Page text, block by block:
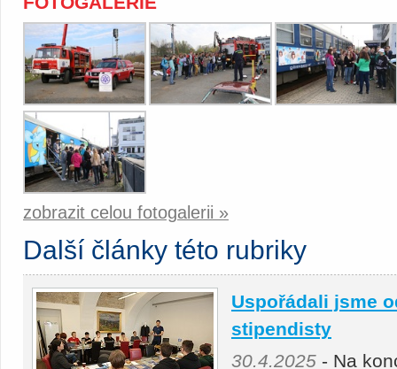
zobrazit celou fotogalerii »
Další články této rubriky
Uspořádali jsme
stipendisty
30.4.2025 - Na